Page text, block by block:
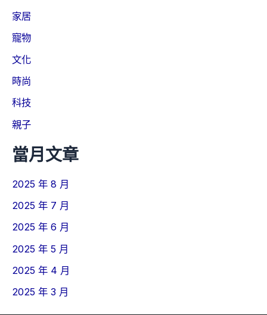
家居
寵物
文化
時尚
科技
親子
當月文章
2025 年 8 月
2025 年 7 月
2025 年 6 月
2025 年 5 月
2025 年 4 月
2025 年 3 月